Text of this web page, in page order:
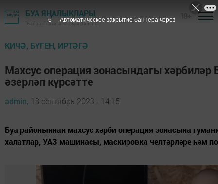
БУА ЯҢАЛЫКЛАРЫ
"Байрак" газетасы - Буа районы
КИЧӘ, БҮГЕН, ИРТӘГӘ
Махсус операция зонасындагы
әзерләп күрсәтте
admin, 18 сентябрь 2023 - 14:15
Буа районыннан махсус хәрби операция зонасына
халатлар, УАЗ машинасы, маскировка челтәрләре һәм
5 Автоматическое закрытие баннера через